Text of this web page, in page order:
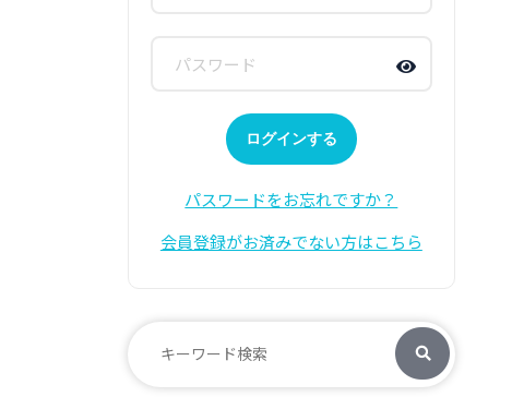
ログインする
パスワードをお忘れですか？
会員登録がお済みでない方はこちら